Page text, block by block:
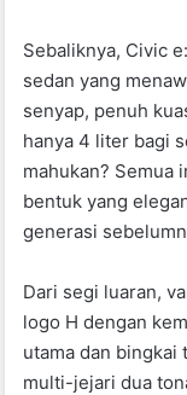
Sebaliknya, Civic
sedan yang
senyap, penuh
hanya 4 liter bagi
mahukan? Semua
bentuk yang
generasi
Dari segi luaran,
logo H dengan
utama dan bingkai
multi-jejari dua